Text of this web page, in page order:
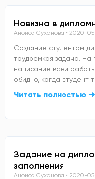
Новизна в
Анфиса Суханова 2020-
Создание студентом
трудоемкая задача. На
написание всей
обидно, когда студент
Читать полностью ➜
Задание на
заполнения
Анфиса Суханова 2020-